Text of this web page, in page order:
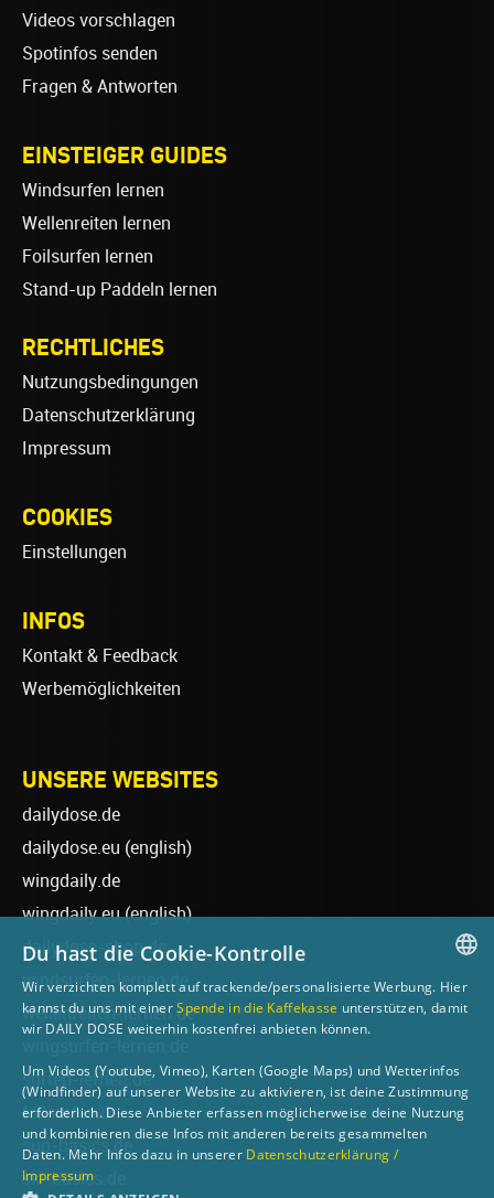
Videos vorschlagen
Spotinfos senden
Fragen & Antworten
EINSTEIGER GUIDES
Windsurfen lernen
Wellenreiten lernen
Foilsurfen lernen
Stand-up Paddeln lernen
RECHTLICHES
Nutzungsbedingungen
Datenschutzerklärung
Impressum
COOKIES
Einstellungen
INFOS
Kontakt & Feedback
Werbemöglichkeiten
UNSERE WEBSITES
dailydose.de
dailydose.eu (english)
wingdaily.de
wingdaily.eu(english)
dailydose-shop.de
windsurfen-lernen.de
wellenreiten-lernen.de
surfen-lernen.de
foilsurfen.de
sup-basics.de
ski-basics.de
GERMAN
Du hast die Cookie-Kontrolle
Wir verzichten komplett auf trackende/personalisierte Werbung. Hier
kannst du uns mit einerSpende in die Kaffekasse unterstützen, damit
wir DAILY DOSE weiterhin kostenfrei anbieten können.
Um Videos (Youtube, Vimeo), Karten (Google Maps) und Wetterinfos
(Windfinder) auf unserer Website zu aktivieren, ist deine Zustimmung
erforderlich. Diese Anbieter erfassen möglicherweise deine Nutzung
und kombinieren diese Infos mit anderen bereits gesammelten
Daten. Mehr Infos dazu in unserer Datenschutzerklärung /
Impressum